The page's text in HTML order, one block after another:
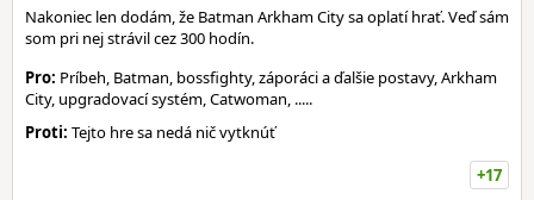
Nakoniec len dodám, že Batman Arkham City sa oplatí hrať. Veď sám
som pri nej strávil cez 300 hodín.
Pro: Príbeh, Batman, bossfighty, záporáci a ďalšie postavy, Arkham
City, upgradovací systém, Catwoman, .....
Proti: Tejto hre sa nedá nič vytknúť
+17